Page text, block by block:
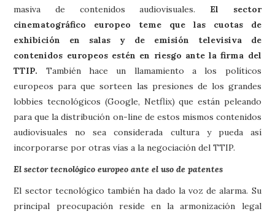
masiva de contenidos audiovisuales. El sector
cinematográfico europeo teme que las cuotas de
exhibición en salas y de emisión televisiva de
contenidos europeos estén en riesgo ante la firma del
TTIP. También hace un llamamiento a los políticos
europeos para que sorteen las presiones de los grandes
lobbies tecnológicos (Google, Netflix) que están peleando
para que la distribución on-line de estos mismos contenidos
audiovisuales no sea considerada cultura y pueda así
incorporarse por otras vías a la negociación del TTIP.
El sector tecnológico europeo ante el uso de patentes
El sector tecnológico también ha dado la voz de alarma. Su
principal preocupación reside en la armonización legal